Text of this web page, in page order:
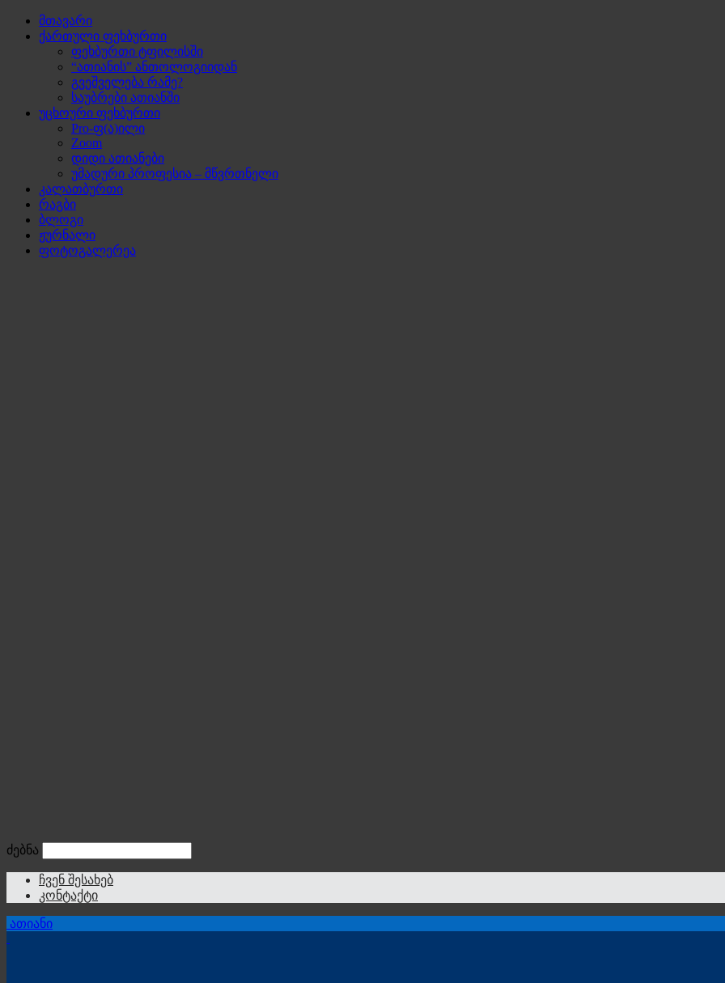
მთავარი
ქართული ფეხბურთი
ფეხბურთი ტფილისში
“ათიანის” ანთოლოგიიდან
გვეშველება რამე?
საუბრები ათიანში
უცხოური ფეხბურთი
Pro-ფ(ა)ილი
Zoom
დიდი ათიანები
უმადური პროფესია – მწვრთნელი
კალათბურთი
რაგბი
ბლოგი
ჟურნალი
ფოტოგალერეა
ძებნა
ჩვენ შესახებ
კონტაქტი
ათიანი